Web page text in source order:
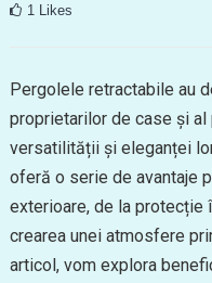
1 Likes
Pergolele retractabile au
proprietarilor de case și
versatilității și eleganței
oferă o serie de avantaje
exterioare, de la protecție
crearea unei atmosfere
articol, vom explora